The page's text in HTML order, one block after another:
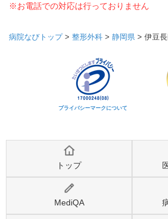
※お電話での対応は行っておりません
病院なびトップ> 整形外科 > 静岡県 > 伊豆
プライバシーマークについて
トップ
MediQA